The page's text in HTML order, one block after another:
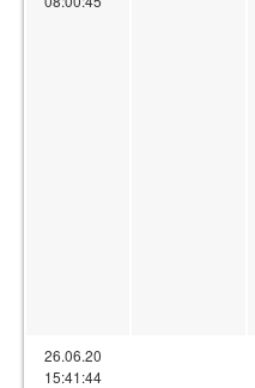
26.06.20
15:41:44